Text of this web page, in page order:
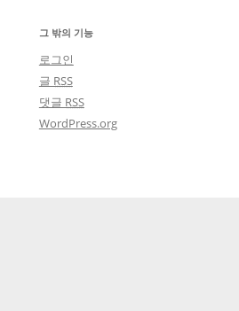
그 밖의 기능
로그인
글 RSS
댓글 RSS
WordPress.org